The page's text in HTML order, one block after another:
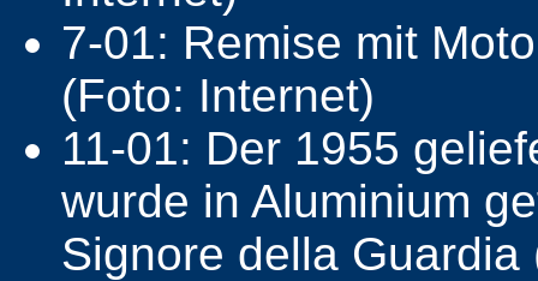
7-01: Remise mit
(Foto: Internet)
11-01: Der 1955
wurde in Aluminium
Signore della